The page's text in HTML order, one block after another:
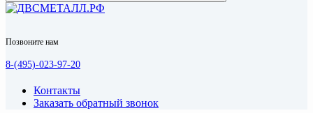
Позвоните нам
8-(495)-023-97-20
Контакты
Заказать обратный звонок